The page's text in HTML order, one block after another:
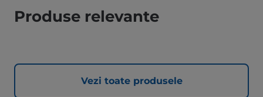
Produse relevante
Vezi toate produsele